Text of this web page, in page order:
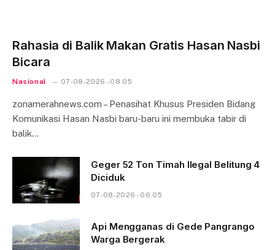
Rahasia di Balik Makan Gratis Hasan Nasbi
Bicara
Nasional 07-08-2026 - 08.05
zonamerahnews.com – Penasihat Khusus Presiden Bidang
Komunikasi Hasan Nasbi baru-baru ini membuka tabir di
balik…
Geger 52 Ton Timah Ilegal Belitung 4
Diciduk
07-08-2026 - 06.05
Api Mengganas di Gede Pangrango
Warga Bergerak